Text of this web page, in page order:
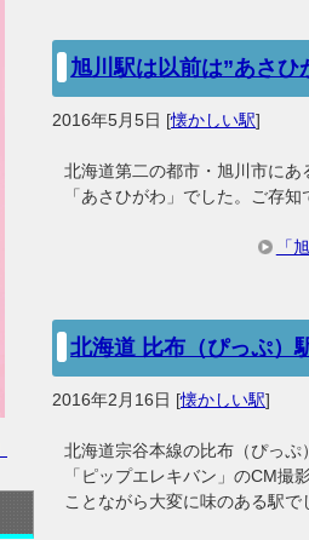
旭川駅は以前は”あさひ
2016年5月5日 [懐かしい駅]
北海道第二の都市・旭川市に
「あさひがわ」でした。ご存知
「
北海道 比布（ぴっぷ）
2016年2月16日 [懐かしい駅]
北海道宗谷本線の比布（ぴっ
「ピップエレキバン」のCM撮
ことながら大変に味のある駅で